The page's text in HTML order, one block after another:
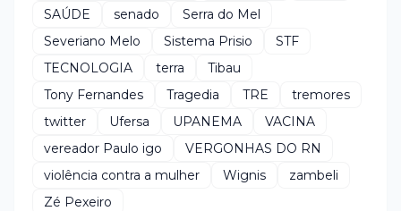
SAÚDE
senado
Serra do Mel
Severiano Melo
Sistema Prisio
STF
TECNOLOGIA
terra
Tibau
Tony Fernandes
Tragedia TRE
tremores
twitter
Ufersa UPANEMA
VACINA
vereador Paulo igo
VERGONHAS DO RN
violência contra a mulher
Wignis
zambeli
Zé Pexeiro